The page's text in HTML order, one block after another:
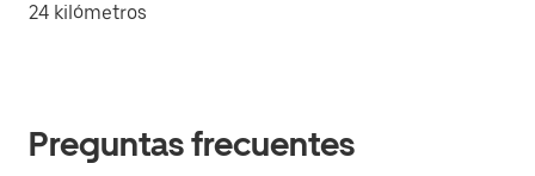
24 kilómetros
Preguntas frecuentes